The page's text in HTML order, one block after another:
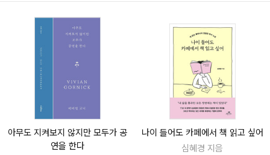
아무도 지켜보지 않지만 모두가 공
연을 한다
나이 들어도 카페에서 책 읽고 싶어
심혜경 지음